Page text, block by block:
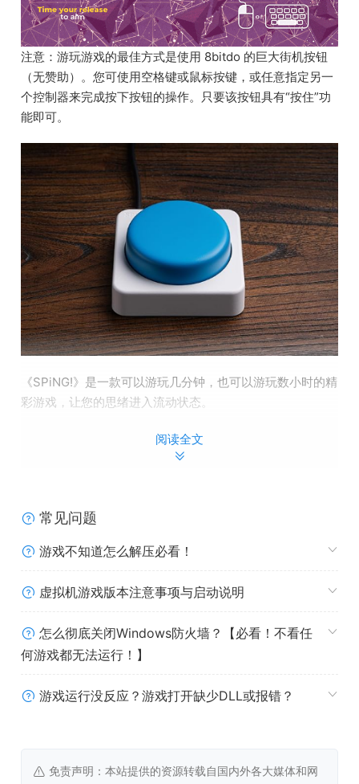
注意：游玩游戏的最佳方式是使用 8bitdo 的巨大街机按钮
（无赞助）。您可使用空格键或鼠标按键，或任意指定另一
个控制器来完成按下按钮的操作。只要该按钮具有“按住”功
能即可。
《SPiNG!》是一款可以游玩几分钟，也可以游玩数小时的精
彩游戏，让您的思绪进入流动状态。
1000 多个手动打造的关卡
关卡通关时间为 15-60 秒。
来。
阅读全文
常见问题
游戏不知道怎么解压必看！
虚拟机游戏版本注意事项与启动说明
怎么彻底关闭Windows防火墙？【必看！不看任
何游戏都无法运行！】
游戏运行没反应？游戏打开缺少DLL或报错？
免责声明：本站提供的资源转载自国内外各大媒体和网